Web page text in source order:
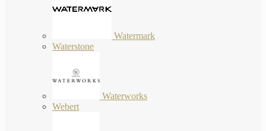
Watermark
Waterstone
Waterworks
Webert